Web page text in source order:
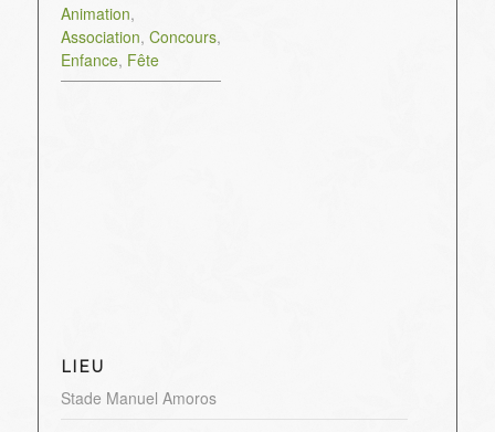
Animation,
Association, Concours,
Enfance, Fête
LIEU
Stade Manuel Amoros